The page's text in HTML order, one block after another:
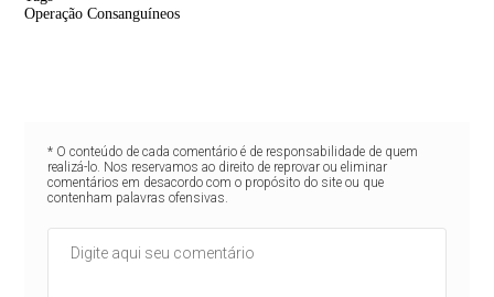
Operação Consanguíneos
* O conteúdo de cada comentário é de responsabilidade de quem
realizá-lo. Nos reservamos ao direito de reprovar ou eliminar
comentários em desacordo com o propósito do site ou que
contenham palavras ofensivas.